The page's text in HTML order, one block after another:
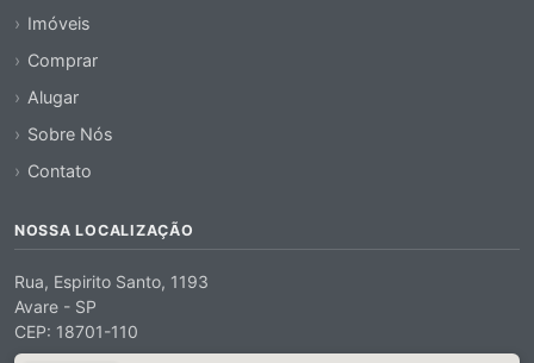
Imóveis
Comprar
Alugar
Sobre Nós
Contato
NOSSA LOCALIZAÇÃO
Rua, Espirito Santo, 1193
Avare - SP
CEP: 18701-110